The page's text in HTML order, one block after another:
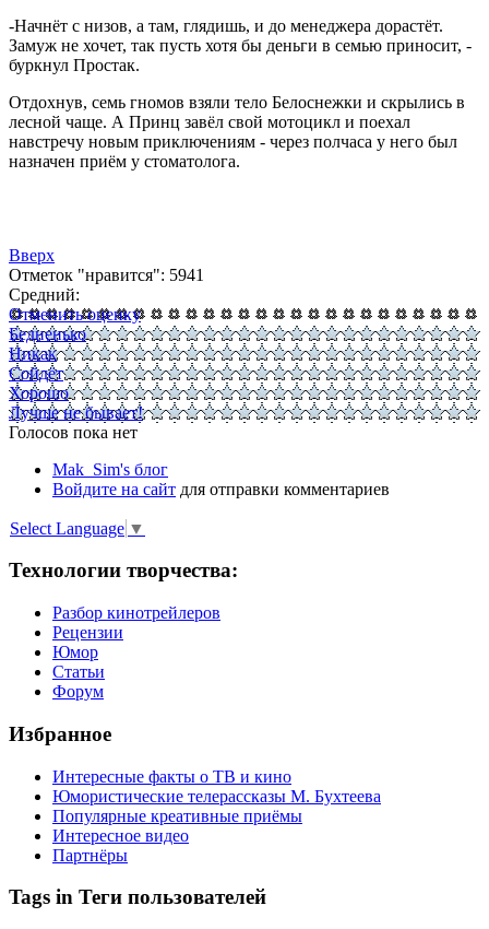
-Начнёт с низов, а там, глядишь, и до менеджера дорастёт.
Замуж не хочет, так пусть хотя бы деньги в семью приносит, -
буркнул Простак.
Отдохнув, семь гномов взяли тело Белоснежки и скрылись в
лесной чаще. А Принц завёл свой мотоцикл и поехал
навстречу новым приключениям - через полчаса у него был
назначен приём у стоматолога.
Вверх
Отметок "нравится": 5941
Средний:
Отменить оценку
Бедненько
Никак
Сойдёт
Хорошо
Лучше не бывает!
Голосов пока нет
Mak_Sim's блог
Войдите на сайт для отправки комментариев
Select Language ▼
Технологии творчества:
Разбор кинотрейлеров
Рецензии
Юмор
Статьи
Форум
Избранное
Интересные факты о ТВ и кино
Юмористические телерассказы М. Бухтеева
Популярные креативные приёмы
Интересное видео
Партнёры
Tags in Теги пользователей